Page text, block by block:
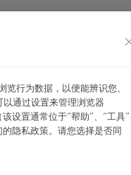
品卡，送上个性化
配
卡地亚
探索
⾏为数据，以便能辨识您、
通过设置来管理浏览器
设置通常位于“帮助”、“⼯具”
隐私政策。请您选择是否同